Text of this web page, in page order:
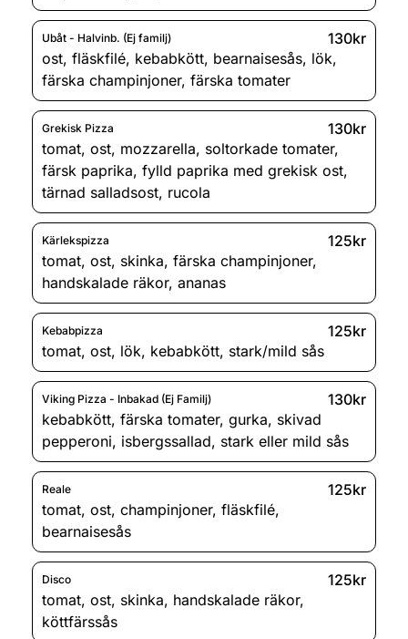
Ubåt - Halvinb. (Ej familj)
130kr
ost, fläskfilé, kebabkött, bearnaisesås, lök,
färska champinjoner, färska tomater
Grekisk Pizza
130kr
tomat, ost, mozzarella, soltorkade tomater,
färsk paprika, fylld paprika med grekisk ost,
tärnad salladsost, rucola
Kärlekspizza
125kr
tomat, ost, skinka, färska champinjoner,
handskalade räkor, ananas
Kebabpizza
125kr
tomat, ost, lök, kebabkött, stark/mild sås
Viking Pizza - Inbakad (Ej Familj)
130kr
kebabkött, färska tomater, gurka, skivad
pepperoni, isbergssallad, stark eller mild sås
Reale
125kr
tomat, ost, champinjoner, fläskfilé,
bearnaisesås
Disco
125kr
tomat, ost, skinka, handskalade räkor,
köttfärssås